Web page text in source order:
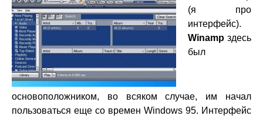
(я про
интерфейс).
Winamp здесь
был
основоположником, во всяком случае, им начал
пользоваться еще со времен Windows 95. Интерфейс